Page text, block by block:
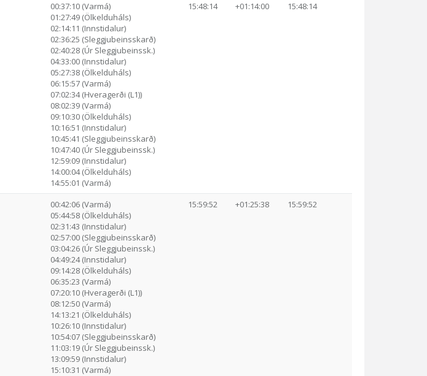
00:37:10 (Varmá)
01:27:49 (Ölkelduháls)
02:14:11 (Innstidalur)
02:36:25 (Sleggjubeinsskarð)
02:40:28 (Úr Sleggjubeinssk.)
04:33:00 (Innstidalur)
05:27:38 (Ölkelduháls)
06:15:57 (Varmá)
07:02:34 (Hveragerði (L1))
08:02:39 (Varmá)
09:10:30 (Ölkelduháls)
10:16:51 (Innstidalur)
10:45:41 (Sleggjubeinsskarð)
10:47:40 (Úr Sleggjubeinssk.)
12:59:09 (Innstidalur)
14:00:04 (Ölkelduháls)
14:55:01 (Varmá)
15:48:14 +01:14:00 15:48:14
00:42:06 (Varmá)
05:44:58 (Ölkelduháls)
02:31:43 (Innstidalur)
02:57:00 (Sleggjubeinsskarð)
03:04:26 (Úr Sleggjubeinssk.)
04:49:24 (Innstidalur)
09:14:28 (Ölkelduháls)
06:35:23 (Varmá)
07:20:10 (Hveragerði (L1))
08:12:50 (Varmá)
14:13:21 (Ölkelduháls)
10:26:10 (Innstidalur)
10:54:07 (Sleggjubeinsskarð)
11:03:19 (Úr Sleggjubeinssk.)
13:09:59 (Innstidalur)
15:10:31 (Varmá)
15:59:52 +01:25:38 15:59:52